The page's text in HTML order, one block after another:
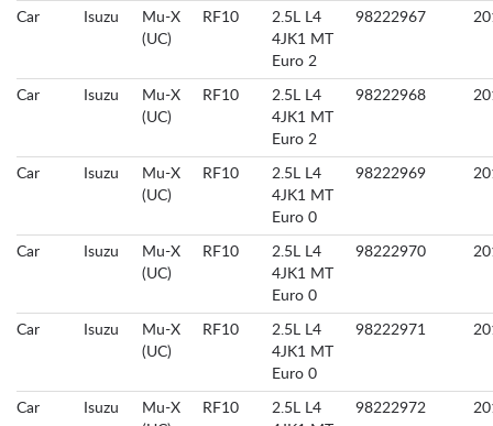
Car Isuzu
Mu-X
(UC)
RF10
2.5L L4
4JK1 MT
Euro 2
98222967
Car Isuzu
Mu-X
(UC)
RF10
2.5L L4
4JK1 MT
Euro 2
98222968
Car Isuzu
Mu-X
(UC)
RF10
2.5L L4
4JK1 MT
Euro 0
98222969
Car Isuzu
Mu-X
(UC)
RF10
2.5L L4
4JK1 MT
Euro 0
98222970
Car Isuzu
Mu-X
(UC)
RF10
2.5L L4
4JK1 MT
Euro 0
98222971
Car Isuzu
Mu-X
RF10
2.5L L4
98222972